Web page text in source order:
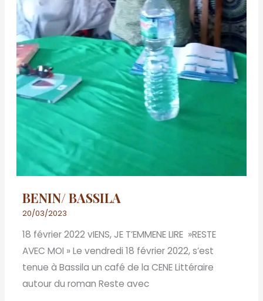
BENIN/ BASSILA
20/03/2023
18 février 2022 vIENS, JE T’EMMENE LIRE »RESTE
AVEC MOI » Le vendredi 18 février 2022, s’est
tenue à Bassila un café de la CENE Littéraire
autour du roman Reste avec